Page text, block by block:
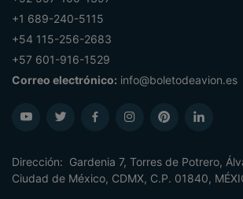
+1 689-240-5115
+54 115-256-2683
+57 601-916-1529
Correo electrónico: info@boletodeavion.es
Dirección: Gardenia 7, Torres de Potrero,
Ciudad de México, CDMX, C.P. 01840,